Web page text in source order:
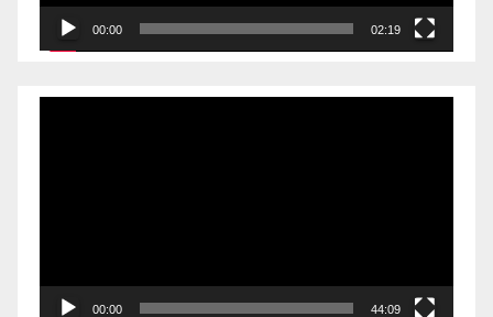
00:00 02:19
00:00 44:09